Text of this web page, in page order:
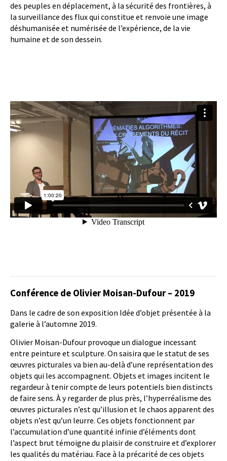
des peuples en déplacement, à la sécurité des frontières, à
la surveillance des flux qui constitue et renvoie une image
déshumanisée et numérisée de l’expérience, de la vie
humaine et de son dessein.
Conférence de Olivier Moisan-Dufour – 2019
Dans le cadre de son exposition Idée d’objet présentée à la
galerie à l’automne 2019.
Olivier Moisan-Dufour provoque un dialogue incessant
entre peinture et sculpture. On saisira que le statut de ses
œuvres picturales va bien au-delà d’une représentation des
objets qui les accompagnent. Objets et images incitent le
regardeur à tenir compte de leurs potentiels bien distincts
de faire sens. À y regarder de plus près, l’hyperréalisme des
œuvres picturales n’est qu’illusion et le chaos apparent des
objets n’est qu’un leurre. Ces objets fonctionnent par
l’accumulation d’une quantité infinie d’éléments dont
l’aspect brut témoigne du plaisir de construire et d’explorer
les qualités du matériau. Face à la précarité de ces objets